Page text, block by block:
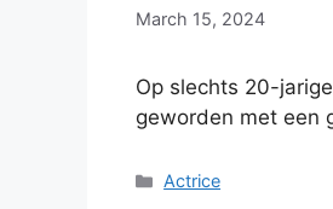
March 15, 2024
Op slechts 20-
geworden met een
Categories
Actrice